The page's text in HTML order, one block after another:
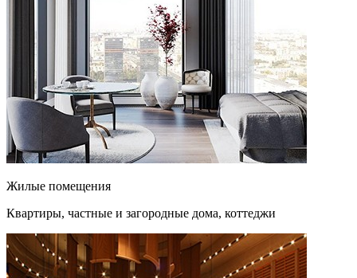
Жилые помещения
Квартиры, частные и загородные дома, коттеджи